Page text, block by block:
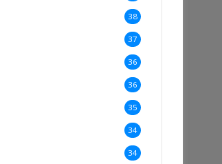
38
37
36
36
35
34
34